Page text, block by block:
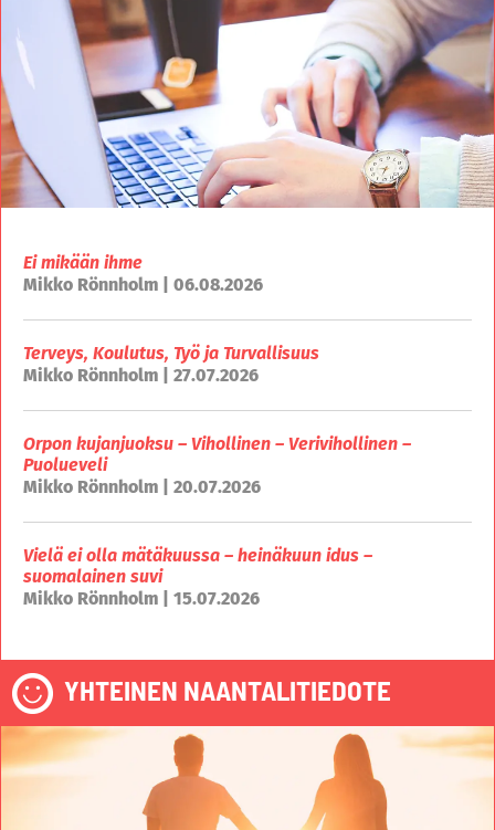
Ei mikään ihme
Mikko Rönnholm | 06.08.2026
Terveys, Koulutus, Työ ja Turvallisuus
Mikko Rönnholm | 27.07.2026
Orpon kujanjuoksu – Vihollinen – Verivihollinen –
Puolueveli
Mikko Rönnholm | 20.07.2026
Vielä ei olla mätäkuussa – heinäkuun idus –
suomalainen suvi
Mikko Rönnholm | 15.07.2026
YHTEINEN NAANTALITIEDOTE